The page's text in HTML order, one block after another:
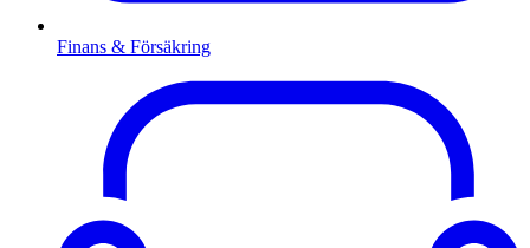
Finans & Försäkring